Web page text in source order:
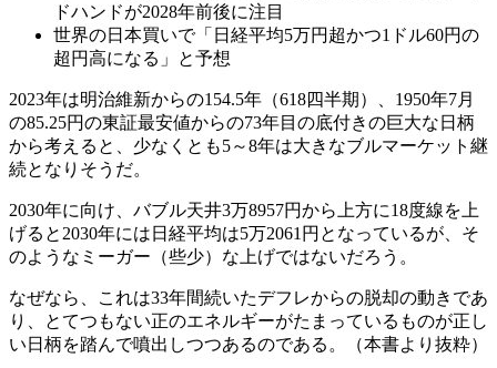
ドハンドが2028年前後に注目
世界の日本買いで「日経平均5万円超かつ1ドル60円の
超円高になる」と予想
2023年は明治維新からの154.5年（618四半期）、1950年7月
の85.25円の東証最安値からの73年目の底付きの巨大な日柄
から考えると、少なくとも5～8年は大きなブルマーケット継
続となりそうだ。
2030年に向け、バブル天井3万8957円から上方に18度線を上
げると2030年には日経平均は5万2061円となっているが、そ
のようなミーガー（些少）な上げではないだろう。
なぜなら、これは33年間続いたデフレからの脱却の動きであ
り、とてつもない正のエネルギーがたまっているものが正し
い日柄を踏んで噴出しつつあるのである。（本書より抜粋）